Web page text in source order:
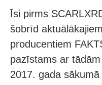
Īsi pirms
šobrīd
producentiem
pazīstams ar
2017. gada